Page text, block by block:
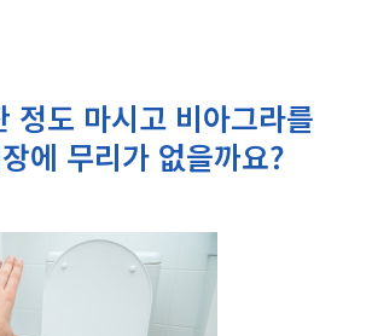
정도 마시고 비아그라를
에 무리가 없을까요?